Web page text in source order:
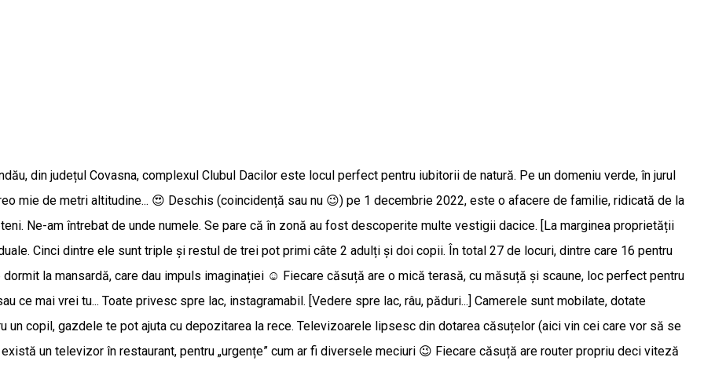
din județul Covasna, complexul Clubul Dacilor este locul perfect pentru iubitorii de natură. Pe un domeniu verde, în jurul
mie de metri altitudine... 😍 Deschis (coincidență sau nu 😉) pe 1 decembrie 2022, este o afacere de familie, ridicată de la
Ne-am întrebat de unde numele. Se pare că în zonă au fost descoperite multe vestigii dacice. [La marginea proprietății
Cinci dintre ele sunt triple și restul de trei pot primi câte 2 adulți și doi copii. În total 27 de locuri, dintre care 16 pentru
la mansardă, care dau impuls imaginației ☺️ Fiecare căsuță are o mică terasă, cu măsuță și scaune, loc perfect pentru
ce mai vrei tu... Toate privesc spre lac, instagramabil. [Vedere spre lac, râu, păduri...] Camerele sunt mobilate, dotate
un copil, gazdele te pot ajuta cu depozitarea la rece. Televizoarele lipsesc din dotarea căsuțelor (aici vin cei care vor să se
un televizor în restaurant, pentru „urgențe” cum ar fi diversele meciuri 😉 Fiecare căsuță are router propriu deci viteză